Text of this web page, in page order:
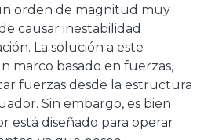
orden de magnitud muy
causar inestabilidad
La solución a este
marco basado en fuerzas,
fuerzas desde la estructura
Sin embargo, es bien
está diseñado para operar